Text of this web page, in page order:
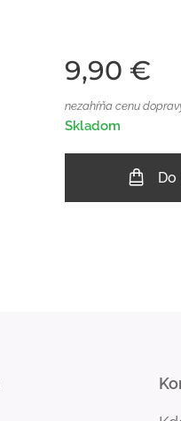
9,90 €
nezahŕňa cenu
Skladom